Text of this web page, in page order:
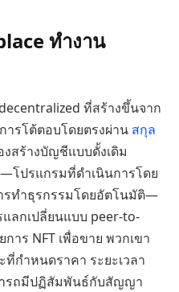
ทำงาน
ที่สร้างขึ้นจาก
ารโต้ตอบโดยตรงผ่าน สกุล
งสร้างบัญชีแบบดั้งเดิม
ปรแกรมที่ดำเนินการโดย
รทำธุรกรรมโดยอัตโนมัติ—
ลกเปลี่ยนแบบ peer-to-
าร NFT เพื่อขาย พวกเขา
กำหนดราคา ระยะเวลา
ารถมีปฏิสัมพันธ์กับสัญญา